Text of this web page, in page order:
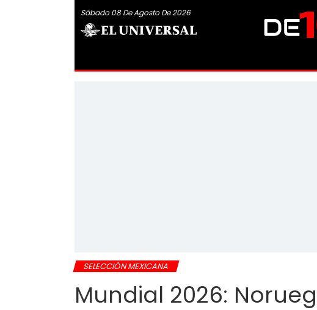
Sábado 08 De Agosto De 2026
SELECCIÓN MEXICANA
Mundial 2026: